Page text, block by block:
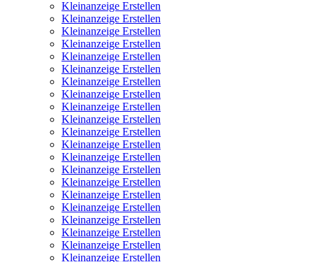
Kleinanzeige Erstellen
Kleinanzeige Erstellen
Kleinanzeige Erstellen
Kleinanzeige Erstellen
Kleinanzeige Erstellen
Kleinanzeige Erstellen
Kleinanzeige Erstellen
Kleinanzeige Erstellen
Kleinanzeige Erstellen
Kleinanzeige Erstellen
Kleinanzeige Erstellen
Kleinanzeige Erstellen
Kleinanzeige Erstellen
Kleinanzeige Erstellen
Kleinanzeige Erstellen
Kleinanzeige Erstellen
Kleinanzeige Erstellen
Kleinanzeige Erstellen
Kleinanzeige Erstellen
Kleinanzeige Erstellen
Kleinanzeige Erstellen